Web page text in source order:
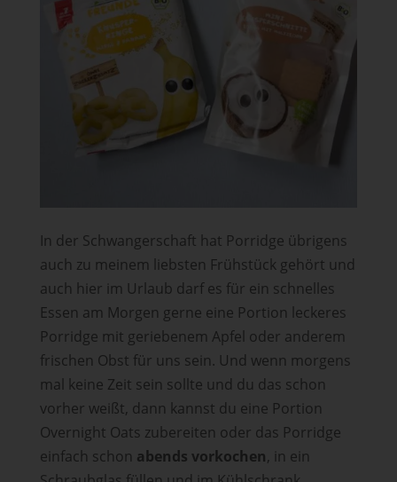
In der Schwangerschaft hat Porridge übrigens
auch zu meinem liebsten Frühstück gehört und
auch hier im Urlaub darf es für ein schnelles
Essen am Morgen gerne eine Portion leckeres
Porridge mit geriebenem Apfel oder anderem
frischen Obst für uns sein. Und wenn morgens
mal keine Zeit sein sollte und du das schon
vorher weißt, dann kannst du eine Portion
Overnight Oats zubereiten oder das Porridge
einfach schon abends vorkochen, in ein